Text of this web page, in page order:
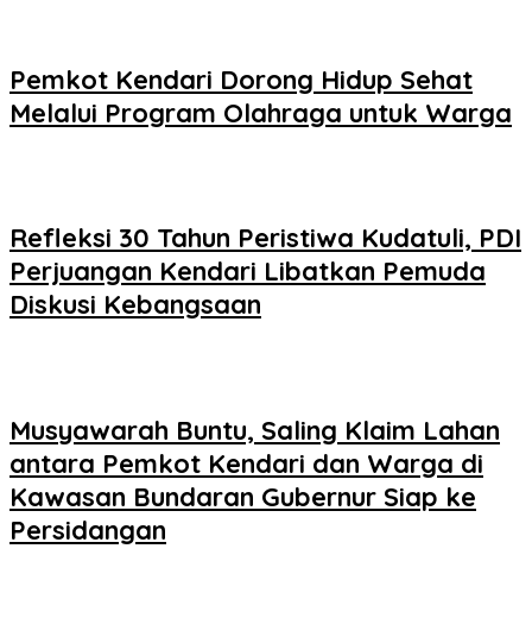
Pemkot Kendari Dorong Hidup Sehat
Melalui Program Olahraga untuk Warga
Refleksi 30 Tahun Peristiwa Kudatuli, PDI
Perjuangan Kendari Libatkan Pemuda
Diskusi Kebangsaan
Musyawarah Buntu, Saling Klaim Lahan
antara Pemkot Kendari dan Warga di
Kawasan Bundaran Gubernur Siap ke
Persidangan